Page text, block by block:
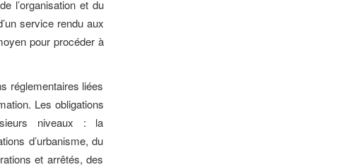
l’organisation et du
service rendu aux
pour procéder à
réglementaires liées
Les obligations
niveaux : la
d’urbanisme, du
et arrêtés, des